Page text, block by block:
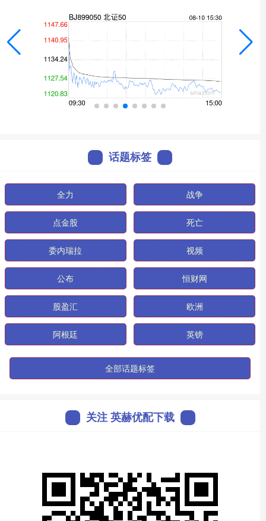
话题标签
全力 战争
点金股 死亡
委内瑞拉 视频
公布 恒财网
股盈汇 欧洲
阿根廷 英镑
全部话题标签
关注 英赫优配下载